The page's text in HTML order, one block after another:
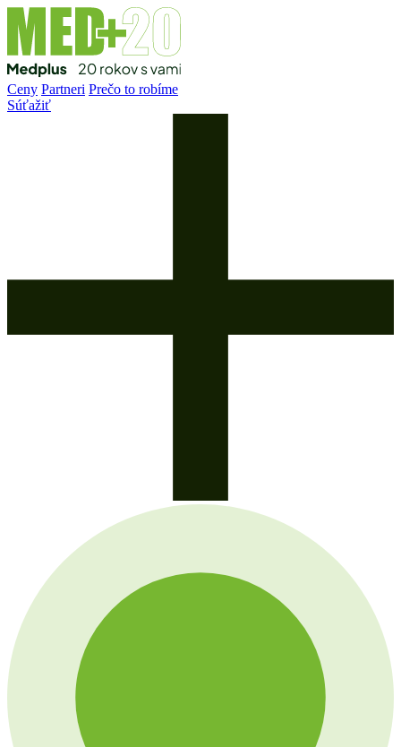
Ceny Partneri Prečo to robíme
Súťažiť